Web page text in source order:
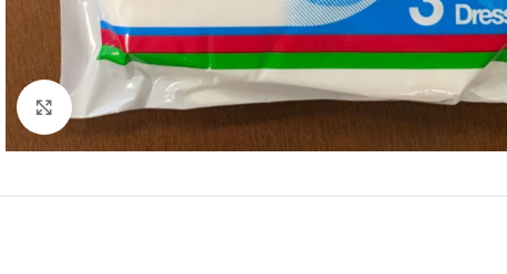
Clicca per ingrandire